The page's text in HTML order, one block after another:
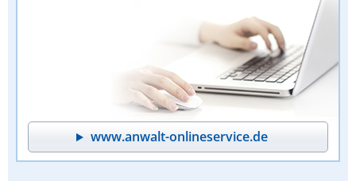
www.anwalt-onlineservice.de